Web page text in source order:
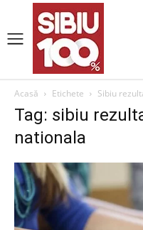
Acasă Etichete Sibiu
Tag: sibiu
nationala